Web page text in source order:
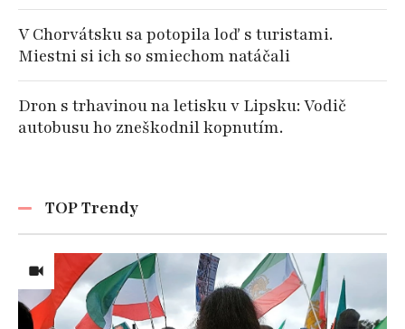
V Chorvátsku sa potopila loď s turistami.
Miestni si ich so smiechom natáčali
Dron s trhavinou na letisku v Lipsku: Vodič
autobusu ho zneškodnil kopnutím.
TOP Trendy